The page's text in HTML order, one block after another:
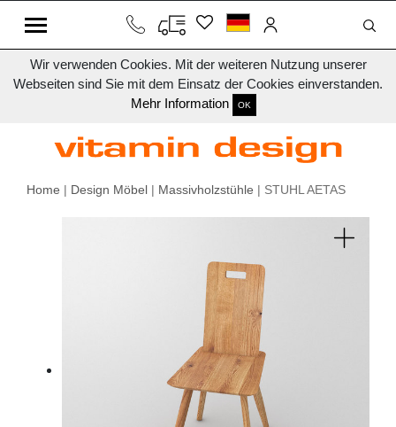
Wir verwenden Cookies. Mit der weiteren Nutzung unserer
Webseiten sind Sie mit dem Einsatz der Cookies einverstanden.
Mehr Information
OK
Home | Design Möbel | Massivholzstühle | STUHL AETAS